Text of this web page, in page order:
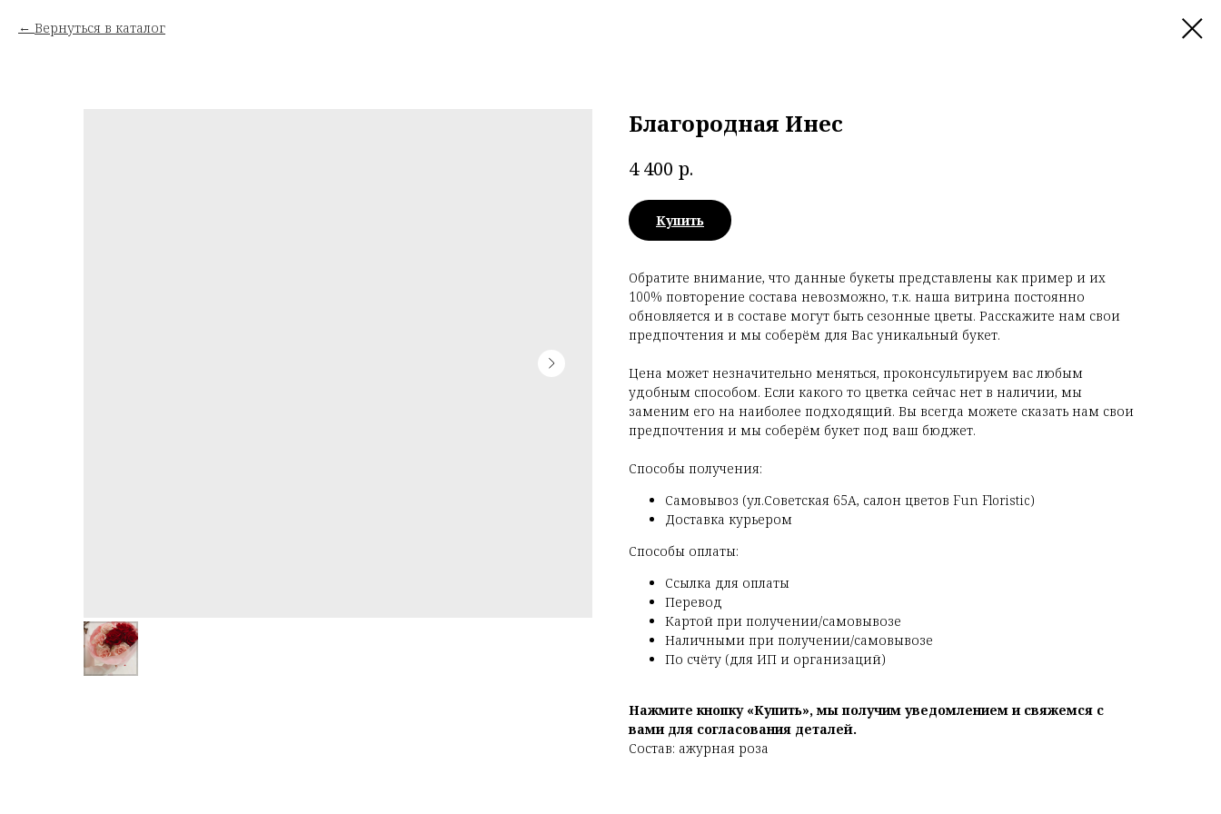
Вернуться в каталог
Благородная Инес
4 400 р.
Купить
Обратите внимание, что данные букеты представлены как пример и их
100% повторение состава невозможно, т.к. наша витрина постоянно
обновляется и в составе могут быть сезонные цветы. Расскажите нам свои
предпочтения и мы соберём для Вас уникальный букет.
Цена может незначительно меняться, проконсультируем вас любым
удобным способом. Если какого то цветка сейчас нет в наличии, мы
заменим его на наиболее подходящий. Вы всегда можете сказать нам свои
предпочтения и мы соберём букет под ваш бюджет.
Способы получения:
Самовывоз (ул.Советская 65А, салон цветов Fun Floristic)
Доставка курьером
Способы оплаты:
Ссылка для оплаты
Перевод
Картой при получении/самовывозе
Наличными при получении/самовывозе
По счёту (для ИП и организаций)
Нажмите кнопку «Купить», мы получим уведомлением и свяжемся с
вами для согласования деталей.
Состав: ажурная роза